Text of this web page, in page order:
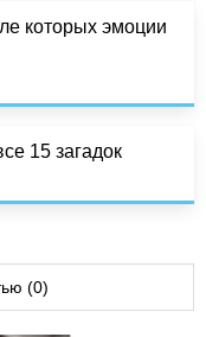
которых эмоции
15 загадок
(0)